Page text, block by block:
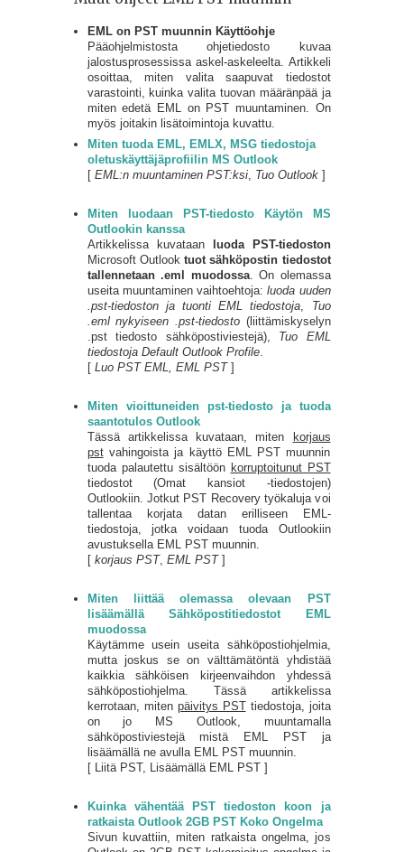
EML on PST muunnin Käyttöohje
Pääohjelmistosta ohjetiedosto kuvaa
jalostusprosessissa askel-askeleelta. Artikkeli
osoittaa, miten valita saapuvat tiedostot
varastointi, kuinka valita tuovan määränpää ja
miten edetä EML on PST muuntaminen. On
myös joitakin lisätoimintoja kuvattu.
Miten tuoda EML, EMLX, MSG tiedostoja
oletuskäyttäjäprofiilin MS Outlook
[ EML:n muuntaminen PST:ksi, Tuo Outlook]
Miten luodaan PST-tiedosto Käytön MS
Outlookin kanssa
Artikkelissa kuvataan
luoda PST-tiedoston
Microsoft Outlook tuot sähköpostin tiedostot
tallennetaan .eml muodossa. On olemassa
useita muuntaminen vaihtoehtoja:luoda uuden
.pst-tiedoston ja tuonti EML tiedostoja, Tuo
.eml nykyiseen .pst-tiedosto(liittämiskyselyn
.pst tiedosto sähköpostiviestejä), Tuo EML
tiedostoja Default Outlook Profile.
[ Luo PST EML, EML PST]
Miten vioittuneiden pst-tiedosto ja tuoda
saantotulos Outlook
Tässä artikkelissa kuvataan, miten
korjaus
pstvahingoista ja käyttö EML PST muunnin
tuoda palautettu sisältöön korruptoitunut PST
tiedostot (Omat kansiot -tiedostojen)
Outlookiin. Jotkut PST Recovery työkaluja voi
tallentaa korjata datan erilliseen EML-
tiedostoja, jotka voidaan tuoda Outlookiin
avustuksella EML PST muunnin.
[ korjaus PST, EML PST]
Miten liittää olemassa olevaan PST
lisäämällä Sähköpostitiedostot EML
muodossa
Käytämme usein useita sähköpostiohjelmia,
mutta joskus se on välttämätöntä yhdistää
kaikkia sähköisen kirjeenvaihdon yhdessä
sähköpostiohjelma. Tässä artikkelissa
kerrotaan, miten päivitys PSTtiedostoja, joita
on jo MS Outlook, muuntamalla
sähköpostiviestejä mistä EML PST ja
lisäämällä ne avulla EML PST muunnin.
[ Liitä PST, Lisäämällä EML PST ]
Kuinka vähentää PST tiedoston koon ja
ratkaista Outlook 2GB PST Koko Ongelma
Sivun kuvattiin, miten ratkaista ongelma, jos